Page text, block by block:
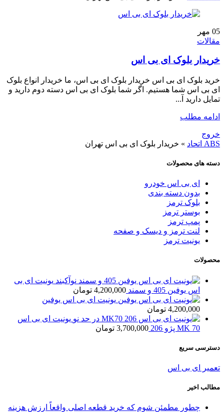
05 مهر
مقالات
خریدار بلوک ای بی اس
خرید بلوک ای بی اس خریدار بلوک ای بی اس، ما خریدار انواع بلوک
ای بی اس شما هستیم. اگر شما بلوک ای بی اس دسته دوم دارید و
تمایل دارید آ...
ادامه مطلب
خروج
ABS اتحاد
» خریدار بلوک ای بی اس تهران
دسته های محصولات
ای بی اس خودرو
بدون دسته بندی
بلوک ترمز
بوستر ترمز
پمپ ترمز
لنت ترمز و دیسک و صفحه
یونیت ترمز
محصولات
یونیت ای بی
اس یوفین 405 و سمند
4,200,000 تومان
یونیت ای بی اس یوفین
4,200,000 تومان
یونیت ای بی اس
MK 70 پژو 206
3,700,000 تومان
دسترسی سریع
تعمیر ای بی اس
مطالب اخیر
چطور مطمئن شوم که خرید قطعه اصلی واقعاً ارزش هزینه